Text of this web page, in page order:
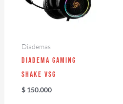
Diademas
Diadema Gaming
Shake VSG
$150.000